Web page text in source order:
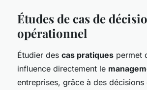
Études de cas de
opérationnel
Étudier des cas pratiques permet
influence directement le
entreprises, grâce à des